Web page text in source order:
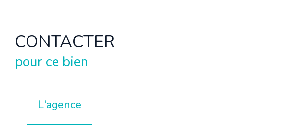
CONTACTER
pour ce bien
L'agence